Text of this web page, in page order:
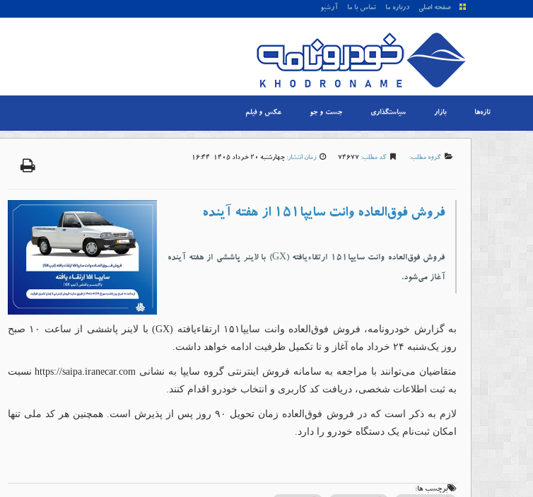
صفحه اصلی درباره ما تماس با ما آرشیو
سیاستگذاری بازار تازه‌ها عکس و فیلم جست و جو
گروه مطلب: کد مطلب: 74677 زمان انتشار: چهارشنبه 20 خرداد 1405-16:44
فروش فوق‌العاده وانت سایپا۱۵۱ از هفته آینده
فروش فوق‌العاده وانت سایپا۱۵۱ ارتقاءیافته (GX) با لاینر پاششی از هفته آینده
آغاز می‌شود.
به گزارش خودرونامه، فروش فوق‌العاده وانت سایپا۱۵۱ ارتقاءیافته (GX) با لاینر پاششی از ساعت ۱۰ صبح
روز یک‌شنبه ۲۴ خرداد ماه آغاز و تا تکمیل ظرفیت ادامه خواهد داشت.
متقاضیان می‌توانند با مراجعه به سامانه فروش اینترنتی گروه سایپا به نشانی https://saipa.iranecar.comنسبت
به ثبت اطلاعات شخصی، دریافت کد کاربری و انتخاب خودرو اقدام کنند.
لازم به ذکر است که در فروش فوق‌العاده زمان تحویل ۹۰ روز پس از پذیرش است. همچنین هر کد ملی تنها
امکان ثبت‌نام یک دستگاه خودرو را دارد.
برچسب ها: